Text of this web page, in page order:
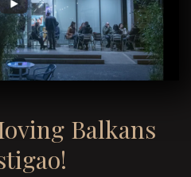
Balkans